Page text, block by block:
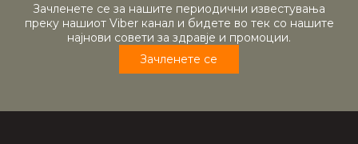
Зачленете се за нашите периодични известувања
преку нашиот Viber канал и бидете во тек со нашите
најнови совети за здравје и промоции.
Зачленете се